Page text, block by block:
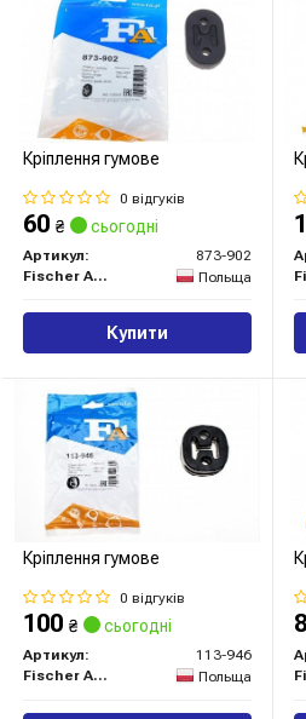
Кріплення гумове
0 відгуків
60 ₴ сьогодні
Артикул:
873-902
Fischer Automotive One (FA1)
Польща
Купити
Кріплення гумове
0 відгуків
100 ₴ сьогодні
Артикул:
113-946
Fischer Automotive One (FA1)
Польща